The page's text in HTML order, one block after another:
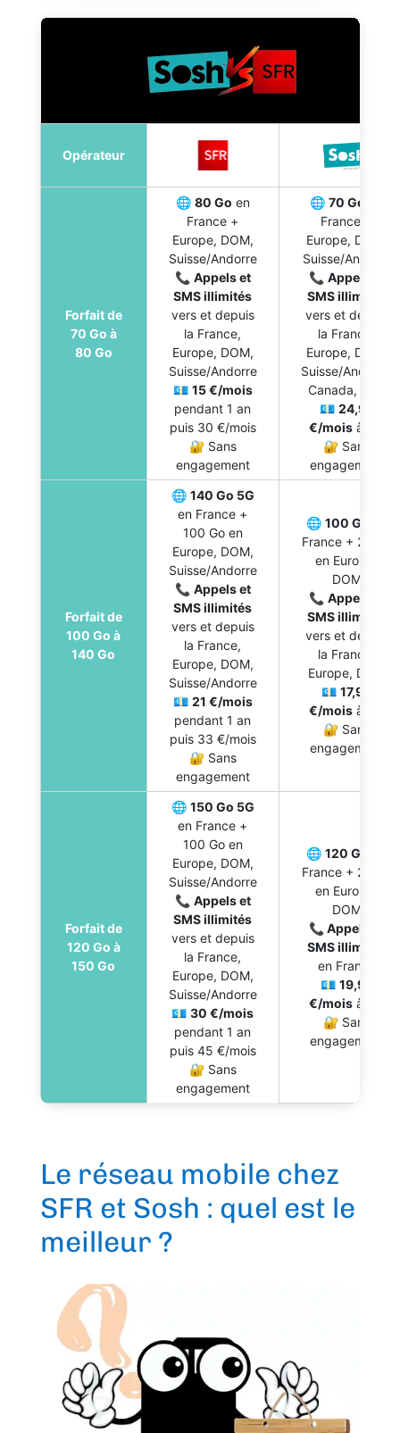
Opérateur
Forfait de
70 Go à
80 Go
🌐 80 Go en
France +
Europe, DOM,
Suisse/Andorre
📞 Appels et
SMS illimités
vers et depuis
la France,
Europe, DOM,
Suisse/Andorre
💶 15 €/mois
pendant 1 an
puis 30 €/mois
🔐 Sans
engagement
🌐70 Go
France +
Europe, DOM,
Suisse/Andorre
📞 Appels et
SMS illimités
vers et depuis
la France,
Europe, DOM,
Suisse/Andorre,
Canada, USA
💶 24,99
€/mois à vie
🔐 Sans
engagement
Forfait de
100 Go à
140 Go
🌐 140 Go 5G
en France +
100 Go en
Europe, DOM,
Suisse/Andorre
📞 Appels et
SMS illimités
vers et depuis
la France,
Europe, DOM,
Suisse/Andorre
💶 21 €/mois
pendant 1 an
puis 33 €/mois
🔐 Sans
engagement
🌐 100 Go
France + 20 Go
en Europe,
DOM
📞 Appels et
SMS illimités
vers et depuis
la France,
Europe, DOM
💶17,99
€/mois à vie
🔐 Sans
engagement
Forfait de
120 Go à
150 Go
🌐 150 Go 5G
en France +
100 Go en
Europe, DOM,
Suisse/Andorre
📞 Appels et
SMS illimités
vers et depuis
la France,
Europe, DOM,
Suisse/Andorre
💶30 €/mois
pendant 1 an
puis 45 €/mois
🔐 Sans
engagement
🌐120 Go
France + 25 Go
en Europe,
DOM
📞 Appels et
SMS illimités
en France
💶 19,99
€/mois à vie
🔐 Sans
engagement
Le réseau mobile chez
SFR et Sosh : quel est le
meilleur ?